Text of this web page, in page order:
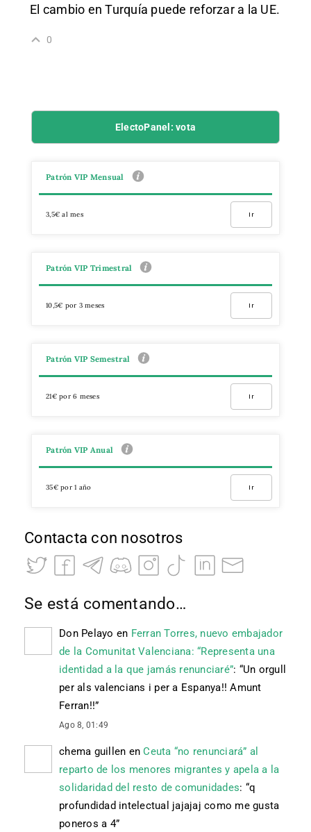
El cambio en Turquía puede reforzar a la UE.
0
ElectoPanel: vota
Patrón VIP Mensual
3,5€ al mes Ir
Patrón VIP Trimestral
10,5€ por 3 meses Ir
Patrón VIP Semestral
21€ por 6 meses Ir
Patrón VIP Anual
35€ por 1 año Ir
Contacta con nosotros
Se está comentando…
Don Pelayo en Ferran Torres, nuevo embajador
de la Comunitat Valenciana: “Representa una
identidad a la que jamás renunciaré”: “Un orgull
per als valencians i per a Espanya!! Amunt
Ferran!!”
Ago 8, 01:49
chema guillen enCeuta “no renunciará” al
reparto de los menores migrantes y apela a la
solidaridad del resto de comunidades: “q
profundidad intelectual jajajaj como me gusta
poneros a 4”